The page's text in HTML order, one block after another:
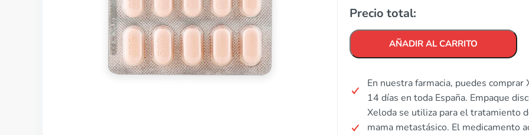
Precio total:
AÑADIR AL CARRITO
En nuestra farmacia, puedes
14 días en toda España. Empaque
Xeloda se utiliza para el tratamiento
mama metastásico. El medicamento